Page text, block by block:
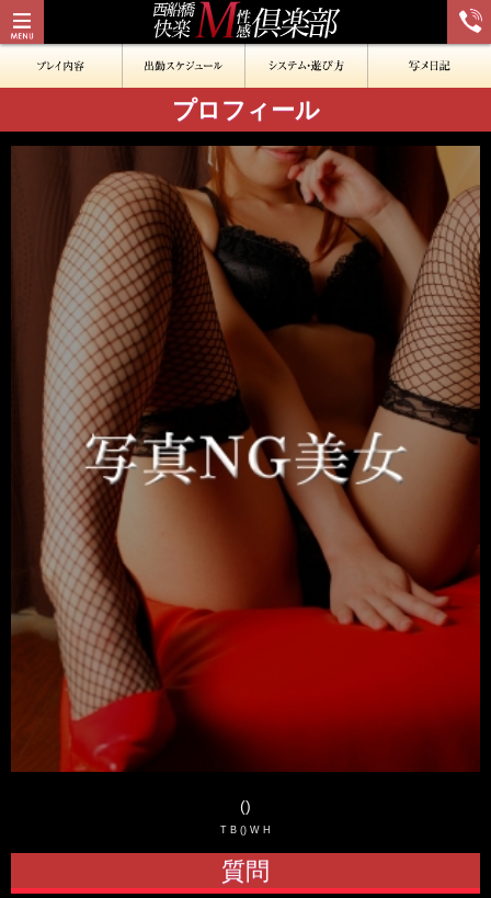
プロフィール
()
T B () W H
質問